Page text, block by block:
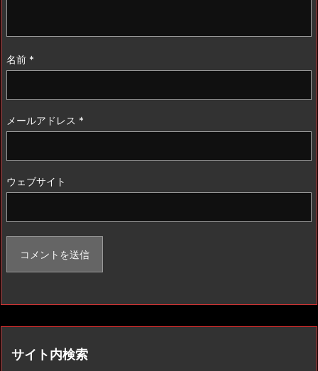
名前 *
メールアドレス *
ウェブサイト
サイト内検索